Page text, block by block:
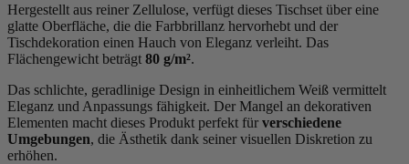
Hergestellt aus reiner Zellulose, verfügt dieses Tischset über eine
glatte Oberfläche, die die Farbbrillanz hervorhebt und der
Tischdekoration einen Hauch von Eleganz verleiht. Das
Flächengewicht beträgt 80 g/m².
Das schlichte, geradlinige Design in einheitlichem Weiß vermittelt
Eleganz und Anpassungs fähigkeit. Der Mangel an dekorativen
Elementen macht dieses Produkt perfekt für verschiedene
Umgebungen, die Ästhetik dank seiner visuellen Diskretion zu
erhöhen.